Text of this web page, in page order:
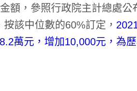
額，參照行政院主計總處公
該中位數的60%訂定，
萬元，增加10,000元，為